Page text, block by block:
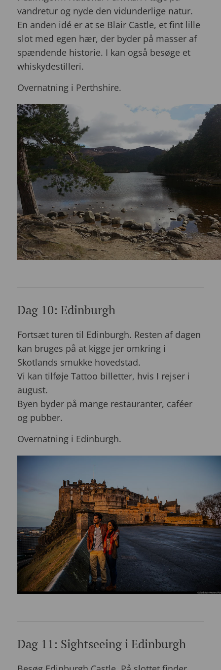
vandretur og nyde den vidunderlige natur.
En anden idé er at se Blair Castle, et fint lille
slot med egen hær, der byder på masser af
spændende historie. I kan også besøge et
whiskydestilleri.
Overnatning i Perthshire.
Dag 10: Edinburgh
Fortsæt turen til Edinburgh. Resten af dagen
kan bruges på at kigge jer omkring i
Skotlands smukke hovedstad.
Vi kan tilføje Tattoo billetter, hvis I rejser i
august.
Byen byder på mange restauranter, caféer
og pubber.
Overnatning i Edinburgh.
Dag 11: Sightseeing i Edinburgh